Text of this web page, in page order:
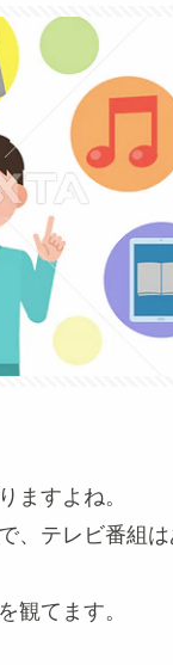
ますよね。
、テレビ番組は
観てます。